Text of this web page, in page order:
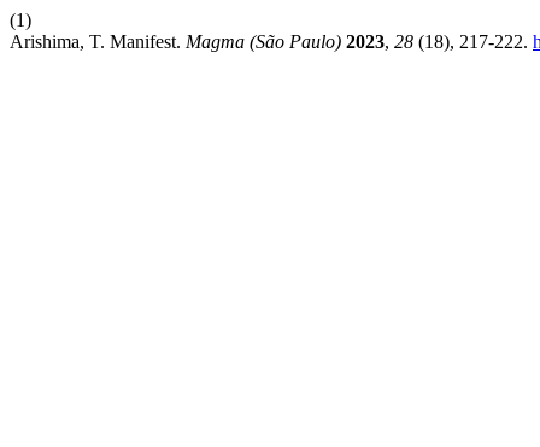
(1)
Arishima, T. Manifest. Magma (São Paulo) 2023, 28 (18), 217-222.